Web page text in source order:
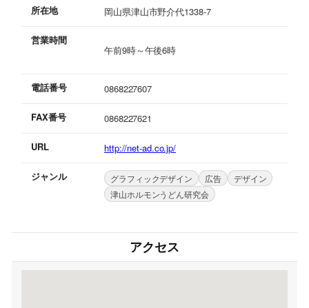
所在地 岡山県津山市野介代1338-7
営業時間
午前9時～午後6時
電話番号 0868227607
FAX番号 0868227621
URL http://net-ad.co.jp/
ジャンル グラフィックデザイン 広告
デザイン
津山ホルモンうどん研究会
アクセス